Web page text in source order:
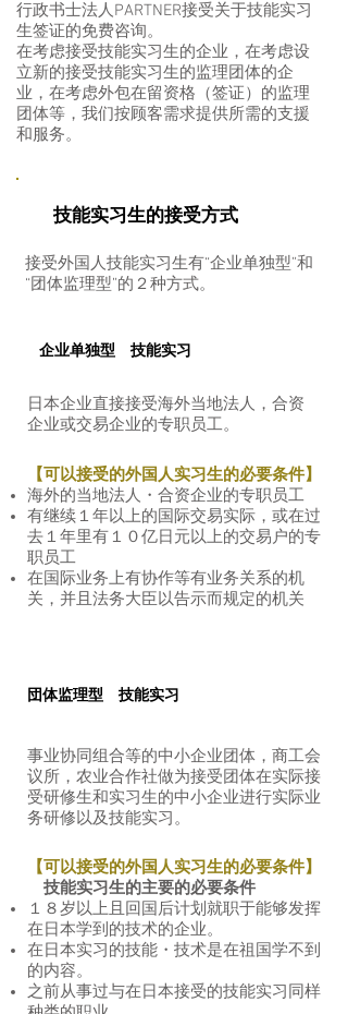
行政书士法人PARTNER接受关于技能实习
生签证的免费咨询。
在考虑接受技能实习生的企业，在考虑设
立新的接受技能实习生的监理团体的企
业，在考虑外包在留资格（签证）的监理
团体等，我们按顾客需求提供所需的支援
和服务。
技能实习生的接受方式
接受外国人技能实习生有“企业单独型”和
“团体监理型”的２种方式。
企业单独型 技能实习
日本企业直接接受海外当地法人，合资
企业或交易企业的专职员工。
【可以接受的外国人实习生的必要条件】
​海外的当地法人・合资企业的专职员工
有继续１年以上的国际交易实际，或在过
去１年里有１０亿日元以上的交易户的专
职员工
​在国际业务上有协作等有业务关系的机
关，并且法务大臣以告示而规定的机关
団体监理型 技能实习
事业协同组合等的中小企业团体，商工会
议所，农业合作社做为接受团体在实际接
受研修生和实习生的中小企业进行实际业
务研修以及技能实习。
【可以接受的外国人实习生的必要条件】
技能实习生的主要的必要条件
１８岁以上且回国后计划就职于能够发挥
在日本学到的技术的企业。
在日本实习的技能・技术是在祖国学不到
的内容。
之前从事过与在日本接受的技能实习同样